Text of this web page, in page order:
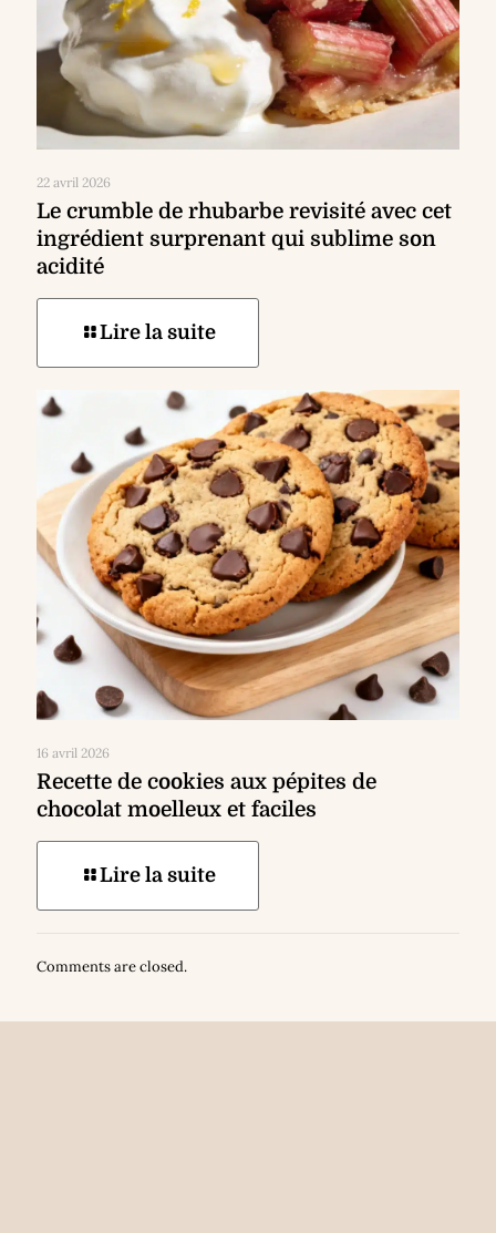
22 avril 2026
Le crumble de rhubarbe revisité avec cet
ingrédient surprenant qui sublime son
acidité
Lire la suite
16 avril 2026
Recette de cookies aux pépites de
chocolat moelleux et faciles
Lire la suite
Comments are closed.